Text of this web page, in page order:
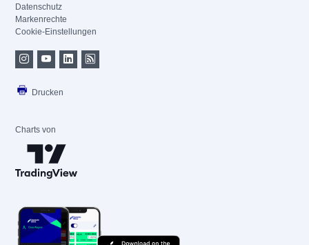
Datenschutz
Markenrechte
Cookie-Einstellungen
Drucken
Charts von